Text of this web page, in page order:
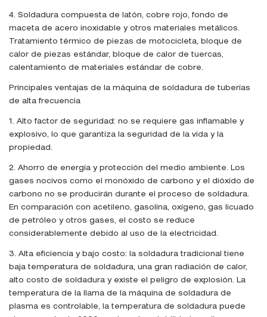
4. Soldadura compuesta de latón, cobre rojo, fondo de
maceta de acero inoxidable y otros materiales metálicos.
Tratamiento térmico de piezas de motocicleta, bloque de
calor de piezas estándar, bloque de calor de tuercas,
calentamiento de materiales estándar de cobre.
Principales ventajas de la máquina de soldadura de tuberías
de alta frecuencia
1. Alto factor de seguridad: no se requiere gas inflamable y
explosivo, lo que garantiza la seguridad de la vida y la
propiedad.
2. Ahorro de energía y protección del medio ambiente. Los
gases nocivos como el monóxido de carbono y el dióxido de
carbono no se producirán durante el proceso de soldadura.
En comparación con acetileno, gasolina, oxígeno, gas licuado
de petróleo y otros gases, el costo se reduce
considerablemente debido al uso de la electricidad.
3. Alta eficiencia y bajo costo: la soldadura tradicional tiene
baja temperatura de soldadura, una gran radiación de calor,
alto costo de soldadura y existe el peligro de explosión. La
temperatura de la llama de la máquina de soldadura de
plasma es controlable, la temperatura de soldadura puede